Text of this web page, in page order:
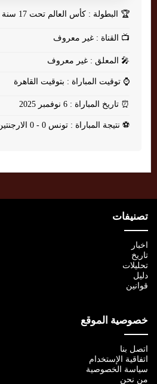
🏆 البطولة : كأس العالم تحت 17 سنة
📺 القناة : غير معروف
🎤 المعلق : غير معروف
⌚ توقيت المباراة : بتوقيت القاهرة
⏰ تاريخ المباراة : 6 نوفمبر 2025
⚽ نتيجة المباراة : تونس 0 - 0 الارجنتين
تصنيفات
اخبار
تاريخ
تحليلات
دليل
قوانين
خصوصية الموقع
اتصل بنا
اتفاقية الإستخدام
سياسة الخصوصية
من نحن